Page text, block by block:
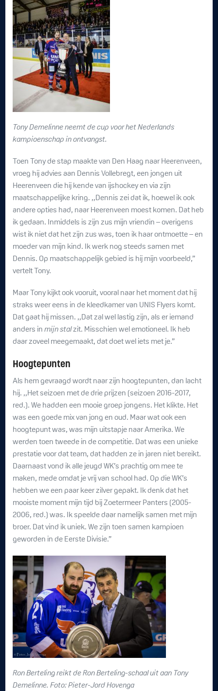
Tony Demelinne neemt de cup voor het Nederlands
kampioenschap in ontvangst.
Toen Tony de stap maakte van Den Haag naar Heerenveen,
vroeg hij advies aan Dennis Vollebregt, een jongen uit
Heerenveen die hij kende van ijshockey en via zijn
maatschappelijke kring. ,,Dennis zei dat ik, hoewel ik ook
andere opties had, naar Heerenveen moest komen. Dat heb
ik gedaan. Inmiddels is zijn zus mijn vriendin – overigens
wist ik niet dat het zijn zus was, toen ik haar ontmoette – en
moeder van mijn kind. Ik werk nog steeds samen met
Dennis. Op maatschappelijk gebied is hij mijn voorbeeld,”
vertelt Tony.
Maar Tony kijkt ook vooruit, vooral naar het moment dat hij
straks weer eens in de kleedkamer van UNIS Flyers komt.
Dat gaat hij missen. ,,Dat zal wel lastig zijn, als er iemand
anders inmijn stalzit. Misschien wel emotioneel. Ik heb
daar zoveel meegemaakt, dat doet wel iets met je.”
Hoogtepunten
Als hem gevraagd wordt naar zijn hoogtepunten, dan lacht
hij. ,,Het seizoen met de drie prijzen (seizoen 2016-2017,
red.). We hadden een mooie groep jongens. Het klikte. Het
was een goede mix van jong en oud. Maar wat ook een
hoogtepunt was, was mijn uitstapje naar Amerika. We
werden toen tweede in de competitie. Dat was een unieke
prestatie voor dat team, dat hadden ze in jaren niet bereikt.
Daarnaast vond ik alle jeugd WK’s prachtig om mee te
maken, mede omdat je vrij van school had. Op die WK’s
hebben we een paar keer zilver gepakt. Ik denk dat het
mooiste moment mijn tijd bij Zoetermeer Panters (2005-
2006, red.) was. Ik speelde daar namelijk samen met mijn
broer. Dat vind ik uniek. We zijn toen samen kampioen
geworden in de Eerste Divisie.”
Ron Berteling reikt de Ron Berteling-schaal uit aan Tony
Demelinne. Foto: Pieter-Jord Hovenga